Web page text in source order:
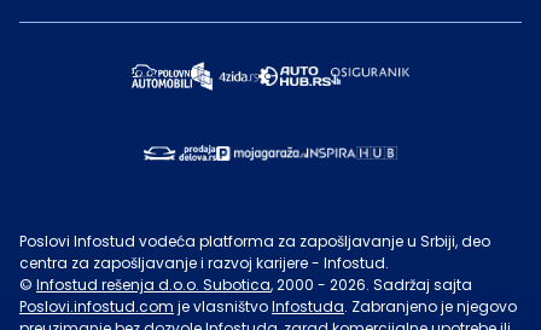
Poslovi Infostud vodeća platforma za zapošljavanje u Srbiji, deo
centra za zapošljavanje i razvoj karijere - Infostud.
© Infostud rešenja d.o.o. Subotica, 2000 - 2026. Sadržaj sajta
Poslovi.infostud.com je vlasništvoInfostuda. Zabranjeno je njegovo